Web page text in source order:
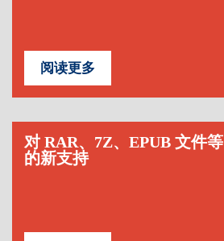
阅读更多
对 RAR、7Z、EPUB 文件等
的新支持